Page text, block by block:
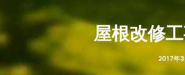
屋根改修
2017年3